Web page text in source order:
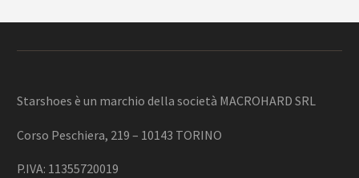
Starshoes è un marchio della società MACROHARD SRL
Corso Peschiera, 219 – 10143 TORINO
P.IVA: 11355720019